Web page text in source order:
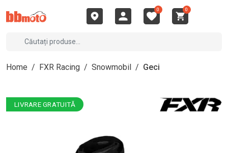
0 0
Home / FXR Racing / Snowmobil / Geci
LIVRARE GRATUITĂ